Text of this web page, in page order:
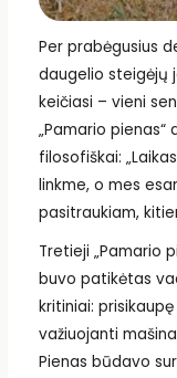
Per prabėgusius
daugelio steigėjų
keičiasi – vieni
„Pamario
filosofiškai:
linkme, o mes
pasitraukiam,
Tretieji „Pamario
buvo patikėtas
kritiniai:
važiuojanti
Pienas būdavo